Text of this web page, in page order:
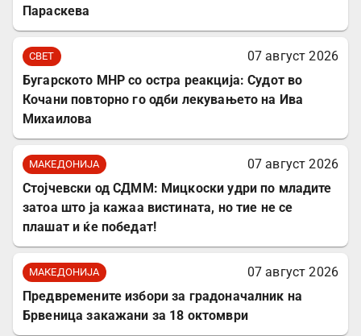
Параскева
СВЕТ
07 август 2026
Бугарското МНР со остра реакција: Судот во
Кочани повторно го одби лекувањето на Ива
Михаилова
МАКЕДОНИЈА
07 август 2026
Стојчевски од СДММ: Мицкоски удри по младите
затоа што ја кажаа вистината, но тие не се
плашат и ќе победат!
МАКЕДОНИЈА
07 август 2026
Предвремените избори за градоначалник на
Брвеница закажани за 18 октомври